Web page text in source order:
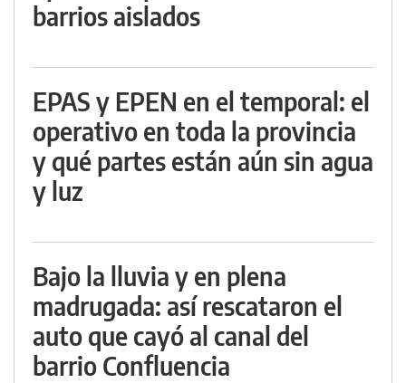
barrios aislados
EPAS y EPEN en el temporal: el
operativo en toda la provincia
y qué partes están aún sin agua
y luz
Bajo la lluvia y en plena
madrugada: así rescataron el
auto que cayó al canal del
barrio Confluencia